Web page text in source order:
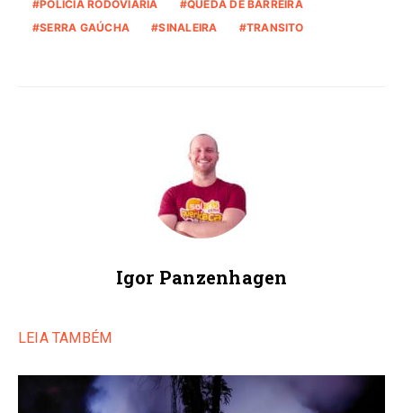
POLICIA RODOVIARIA
QUEDA DE BARREIRA
SERRA GAÚCHA
SINALEIRA TRANSITO
Igor Panzenhagen
LEIA TAMBÉM